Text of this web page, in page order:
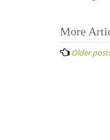
Posts
More
Older